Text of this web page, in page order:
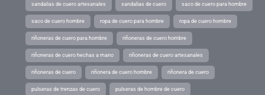
sandalias de cuero artesanales sandalias de cuero saco de cuero para hombre
saco de cuero hombre ropa de cuero para hombre ropa de cuero hombre
riñoneras de cuero para hombre riñoneras de cuero hombre
riñoneras de cuero hechas a mano riñoneras de cuero artesanales
riñoneras de cuero riñonera de cuero hombre riñonera de cuero
pulseras de trenzas de cuero pulseras de hombre de cuero